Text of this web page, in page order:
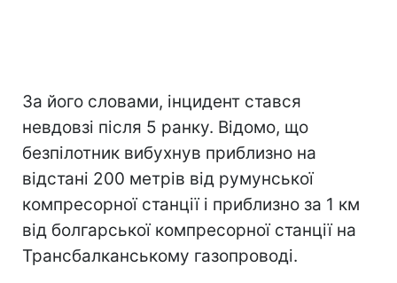
За його словами, інцидент стався
невдовзі після 5 ранку. Відомо, що
безпілотник вибухнув приблизно на
відстані 200 метрів від румунської
компресорної станції і приблизно за 1 км
від болгарської компресорної станції на
Трансбалканському газопроводі.